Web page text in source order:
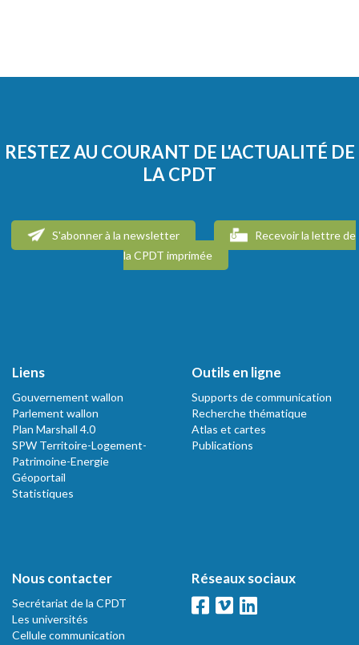
RESTEZ AU COURANT DE L'ACTUALITÉ DE
LA CPDT
S'abonner à la newsletter
Recevoir la lettre de
la CPDT imprimée
Liens
Gouvernement wallon
Parlement wallon
Plan Marshall 4.0
SPW Territoire-Logement-
Patrimoine-Energie
Géoportail
Statistiques
Outils en ligne
Supports de communication
Recherche thématique
Atlas et cartes
Publications
Nous contacter
Secrétariat de la CPDT
Les universités
Cellule communication
Réseaux sociaux